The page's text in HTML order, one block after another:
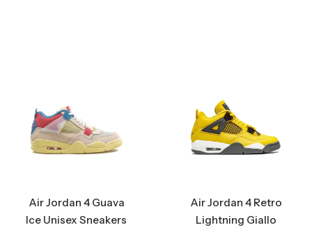
Air Jordan 4 Guava
Ice Unisex Sneakers
Air Jordan 4 Retro
Lightning Giallo